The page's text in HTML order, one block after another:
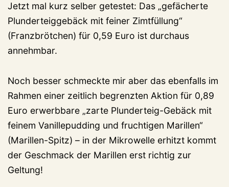
Jetzt mal kurz selber getestet: Das „gefächerte
Plunderteiggebäck mit feiner Zimtfüllung“
(Franzbrötchen) für 0,59 Euro ist durchaus
annehmbar.
Noch besser schmeckte mir aber das ebenfalls im
Rahmen einer zeitlich begrenzten Aktion für 0,89
Euro erwerbbare „zarte Plunderteig-Gebäck mit
feinem Vanillepudding und fruchtigen Marillen“
(Marillen-Spitz) – in der Mikrowelle erhitzt kommt
der Geschmack der Marillen erst richtig zur
Geltung!